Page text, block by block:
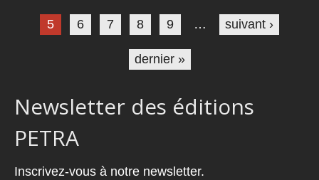
5 6 7 8 9 … suivant ›
dernier »
Newsletter des éditions
PETRA
Inscrivez-vous à notre newsletter.